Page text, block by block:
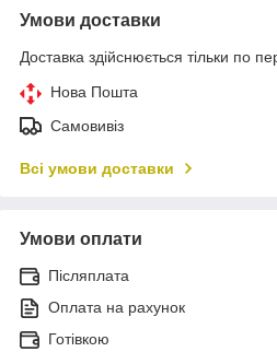
Умови доставки
Доставка здійснюється тільки по
Нова Пошта
Самовивіз
Всі умови доставки
Умови оплати
Післяплата
Оплата на рахунок
Готівкою